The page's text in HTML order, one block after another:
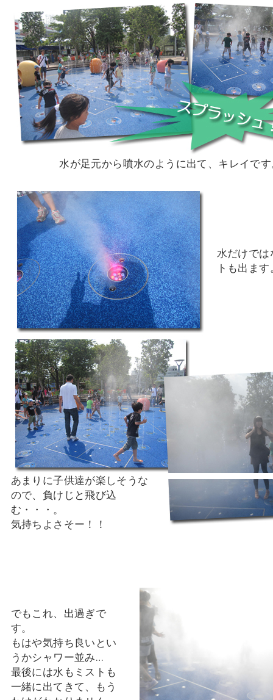
水が足元から噴水のように出て、キレイで
水だけで
トも出ます
あまりに子供達が楽しそうな
ので、負けじと飛び込
む・・・。
気持ちよさそー！！
でもこれ、出過ぎで
す。
もはや気持ち良いとい
うかシャワー並み…
最後には水もミストも
一緒に出てきて、もう